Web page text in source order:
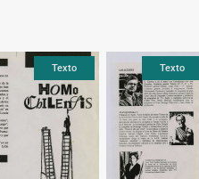
Texto Texto